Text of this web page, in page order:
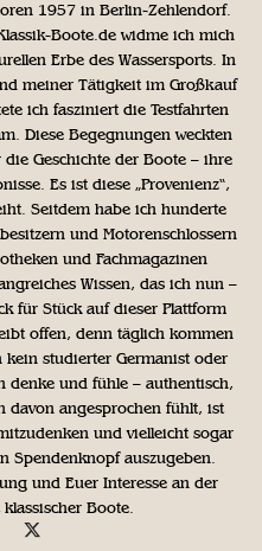
1957 in Berlin-Zehlendorf.
Boote.de widme ich mich
Erbe des Wassersports. In
meiner Tätigkeit im Großkauf
ich fasziniert die Testfahrten
Diese Begegnungen weckten
Geschichte der Boote – ihre
Es ist diese „Provenienz“,
Seitdem habe ich hunderte
und Motorenschlossern
und Fachmagazinen
Wissen, das ich nun –
für Stück auf dieser Plattform
offen, denn täglich kommen
studierter Germanist oder
denke und fühle – authentisch,
davon angesprochen fühlt, ist
und vielleicht sogar
Spendenknopf auszugeben.
und Euer Interesse an der
Boote.